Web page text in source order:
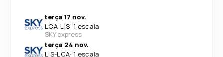
terça 17 nov.
LCA-LIS· 1 escala
SKY express
terça 24 nov.
LIS-LCA· 1 escala